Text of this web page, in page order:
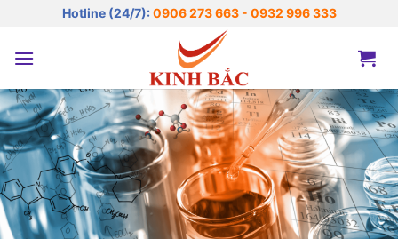
nội
Hotline (24/7): 0906 273 663 - 0932 996 333